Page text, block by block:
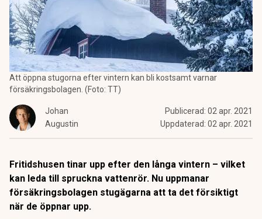
Att öppna stugorna efter vintern kan bli kostsamt varnar
försäkringsbolagen. (Foto: TT)
Johan
Augustin
Publicerad: 02 apr. 2021
Uppdaterad: 02 apr. 2021
Fritidshusen tinar upp efter den långa vintern – vilket
kan leda till spruckna vattenrör. Nu uppmanar
försäkringsbolagen stugägarna att ta det försiktigt
när de öppnar upp.